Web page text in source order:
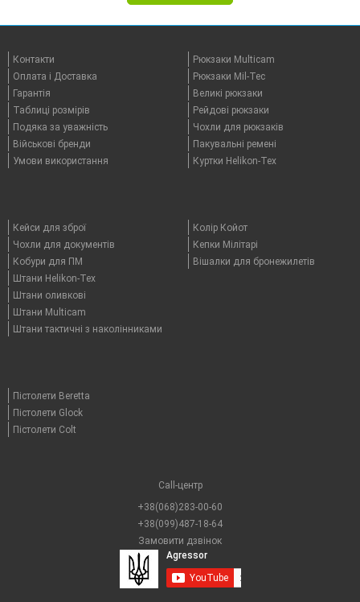
Контакти
Оплата i Доставка
Гарантія
Таблицi розмірів
Подяка за уважність
Військові бренди
Умови використання
Рюкзаки Multicam
Рюкзаки Mil-Tec
Великі рюкзаки
Рейдові рюкзаки
Чохли для рюкзаків
Пакувальні ремені
Куртки Helikon-Tex
Кейси для зброї
Чохли для документів
Кобури для ПМ
Штани Helikon-Tex
Штани оливкові
Штани Multicam
Штани тактичні з наколінниками
Колір Койот
Кепки Мілітарі
Вішалки для бронежилетів
Пістолети Beretta
Пістолети Glock
Пістолети Colt
Call-центр
+38(068)283-00-60
+38(099)487-18-64
Замовити дзвінок